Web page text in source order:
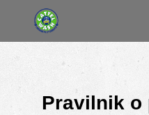
Pravilnik o